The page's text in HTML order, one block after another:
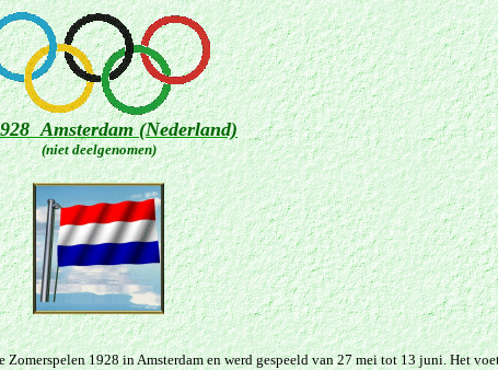
Amsterdam (Nederland)
(niet deelgenomen)
1928 in Amsterdam en werd gespeeld van 27 mei tot 13 juni. Het